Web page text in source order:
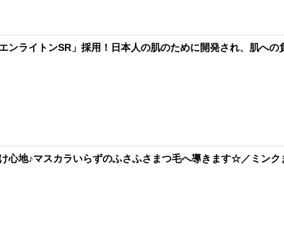
ンライトンSR」採用！日本人の肌のために開発され、肌へ
心地♪マスカラいらずのふさふさまつ毛へ導きます☆／ミン